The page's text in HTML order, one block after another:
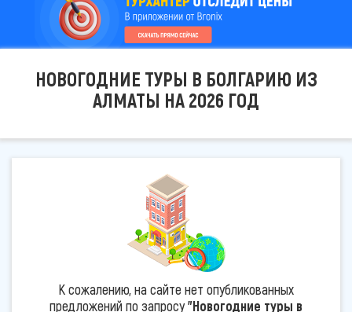
НОВОГОДНИЕ ТУРЫ В БОЛГАРИЮ ИЗ
АЛМАТЫ НА 2026 ГОД
К сожалению, на сайте нет опубликованных
предложений по запросу"Новогодние туры в